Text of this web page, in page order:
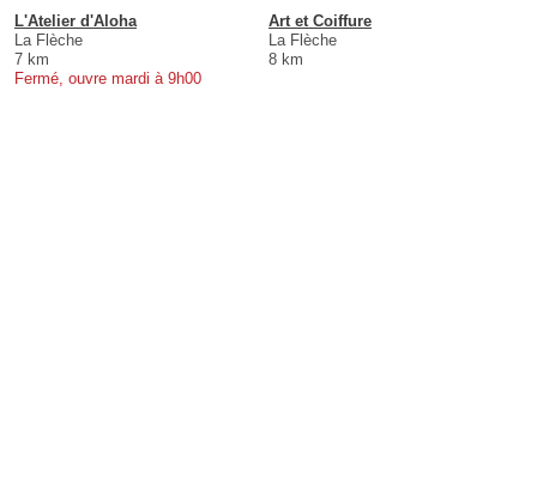
L'Atelier d'Aloha
La Flèche
7 km
Fermé, ouvre mardi à 9h00
Art et Coiffure
La Flèche
8 km